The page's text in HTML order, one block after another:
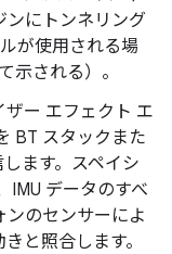
ンにトンネリング
が使用される場
示される）。
ー エフェクト エ
BT スタックまた
ます。スペイシ
IMU データのすべ
のセンサーによ
と照合します。